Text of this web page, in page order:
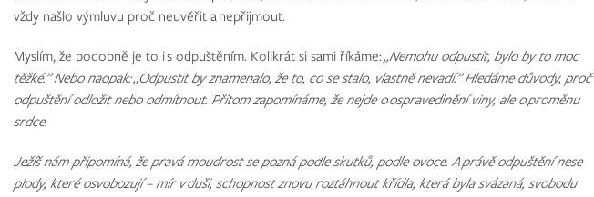
vždy našlo výmluvu proč neuvěřit a nepřijmout.
Myslím, že podobně je to i s odpuštěním. Kolikrát si sami říkáme:„Nemohu odpustit, bylo by to moc
těžké.” Nebo naopak:„Odpustit by znamenalo, že to, co se stalo, vlastně nevadí.” Hledáme důvody, proč
odpuštění odložit nebo odmítnout. Přitom zapomínáme, že nejde o ospravedlnění viny, ale o proměnu
srdce.
Ježíš nám připomíná, že pravá moudrost se pozná podle skutků, podle ovoce. A právě odpuštění nese
plody, které osvobozují – mír v duši, schopnost znovu roztáhnout křídla, která byla svázaná, svobodu